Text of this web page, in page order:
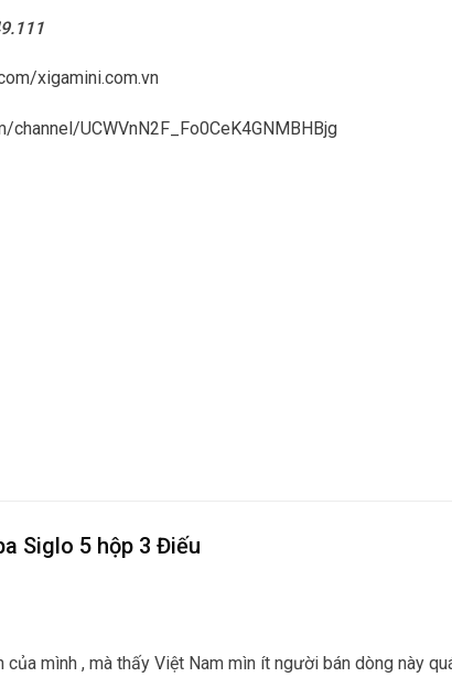
xigamini.com.vn
channel/UCWVnN2F_Fo0CeK4GNMBHBjg
Siglo 5 hộp 3 Điếu
mình , mà thấy Việt Nam mìn ít người bán dòng này